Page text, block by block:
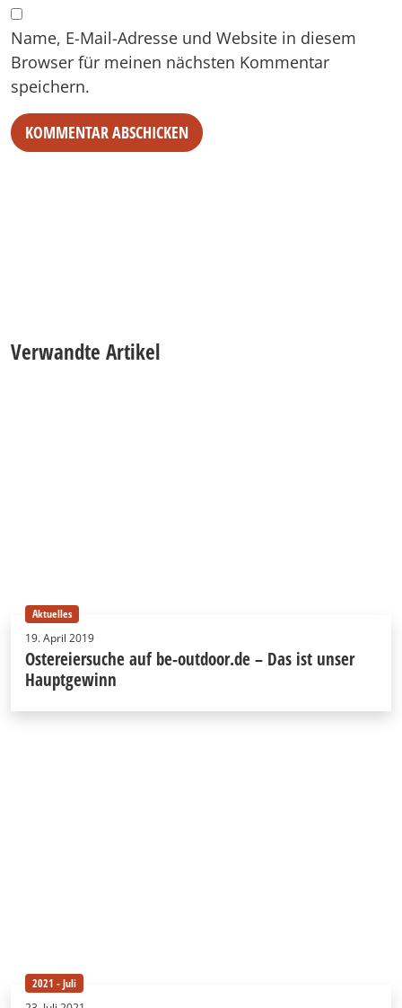
Name, E-Mail-Adresse und Website in diesem
Browser für meinen nächsten Kommentar
speichern.
Verwandte Artikel
Aktuelles
19. April 2019
Ostereiersuche auf be-outdoor.de – Das ist unser
Hauptgewinn
2021 - Juli